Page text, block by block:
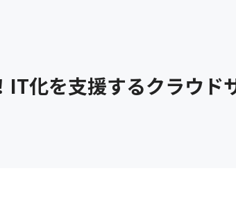
化を支援するクラウド